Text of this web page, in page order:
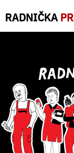
RADNIČKA